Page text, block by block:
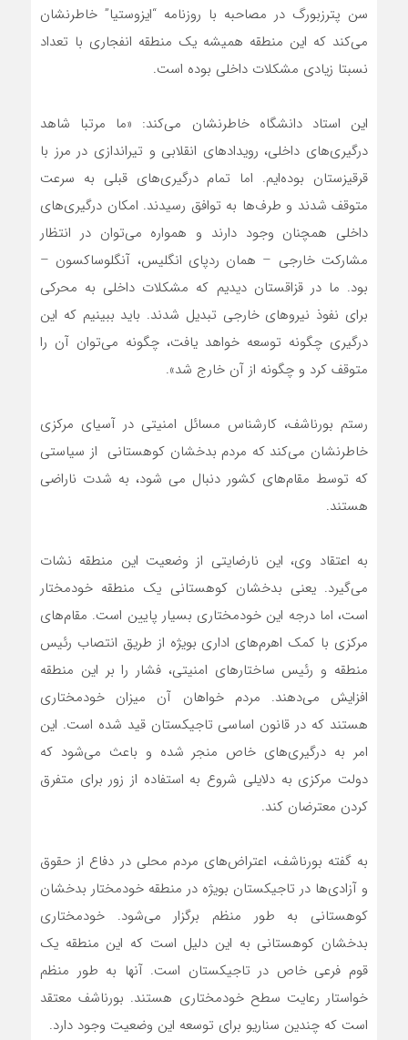
سن پترزبورگ در مصاحبه با روزنامه “ایزوستیا” خاطرنشان
می‌کند که این منطقه همیشه یک منطقه انفجاری با تعداد
نسبتا زیادی مشکلات داخلی بوده است.
این استاد دانشگاه خاطرنشان می‌کند: «ما مرتبا شاهد
درگیری‌های داخلی، رویدادهای انقلابی و تیراندازی در مرز با
قرقیزستان بوده‌ایم. اما تمام درگیری‌های قبلی به سرعت
متوقف شدند و طرف‌ها به توافق رسیدند. امکان درگیری‌های
داخلی همچنان وجود دارند و همواره می‌توان در انتظار
مشارکت خارجی – همان ردپای انگلیس، آنگلوساکسون –
بود. ما در قزاقستان دیدیم که مشکلات داخلی به محرکی
برای نفوذ نیروهای خارجی تبدیل شدند. باید ببینیم که این
درگیری چگونه توسعه خواهد یافت، چگونه می‌توان آن را
متوقف کرد و چگونه از آن خارج شد».
رستم بورناشف، کارشناس مسائل امنیتی در آسیای مرکزی
خاطرنشان می‌کند که مردم بدخشان کوهستانی از سیاستی
که توسط مقام‌های کشور دنبال می شود، به شدت ناراضی
هستند.
به اعتقاد وی، این نارضایتی از وضعیت این منطقه نشات
می‌گیرد. یعنی بدخشان کوهستانی یک منطقه خودمختار
است، اما درجه این خودمختاری بسیار پایین است. مقام‌های
مرکزی با کمک اهرم‌های اداری بویژه از طریق انتصاب رئیس
منطقه و رئیس ساختارهای امنیتی، فشار را بر این منطقه
افزایش می‌دهند. مردم خواهان آن میزان خودمختاری
هستند که در قانون اساسی تاجیکستان قید شده است. این
امر به درگیری‌های خاص منجر شده و باعث می‌شود که
دولت مرکزی به دلایلی شروع به استفاده از زور برای متفرق
کردن معترضان کند.
به گفته بورناشف، اعتراض‌های مردم محلی در دفاع از حقوق
و آزادی‌ها در تاجیکستان بویژه در منطقه خودمختار بدخشان
کوهستانی به طور منظم برگزار می‌شود. خودمختاری
بدخشان کوهستانی به این دلیل است که این منطقه یک
قوم فرعی خاص در تاجیکستان است. آنها به طور منظم
خواستار رعایت سطح خودمختاری هستند. بورناشف معتقد
است که چندین سناریو برای توسعه این وضعیت وجود دارد.